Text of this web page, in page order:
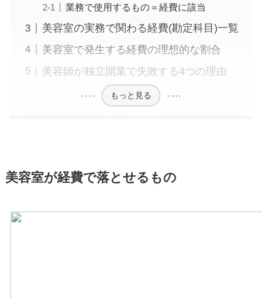
業務で使用するもの＝経費に該当
美容室の実務で関わる経費(勘定科目)一覧
美容室で発生する経費の理想的な割合
美容師が独立開業で失敗する4つの理由
もっと見る
美容室が経費で落とせるもの